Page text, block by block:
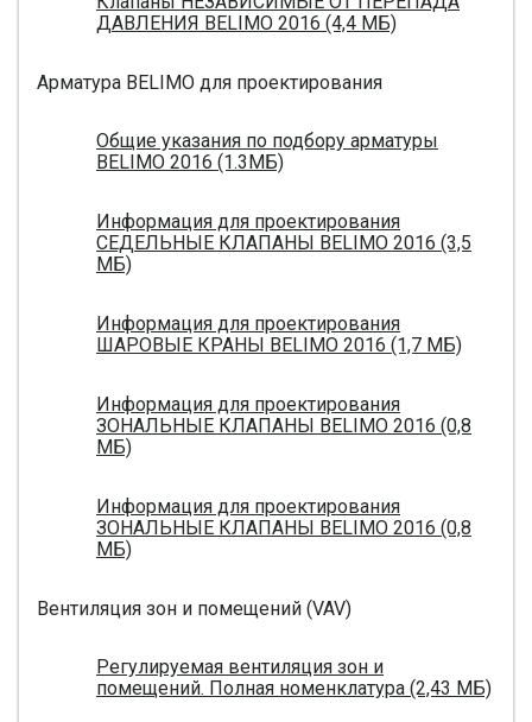
ДАВЛЕНИЯ BELIMO 2016 (4,4 МБ)
Арматура BELIMO для проектирования
Общие указания по подбору арматуры
BELIMO 2016 (1.3МБ)
Информация для проектирования
СЕДЕЛЬНЫЕ КЛАПАНЫ BELIMO 2016 (3,5
МБ)
Информация для проектирования
ШАРОВЫЕ КРАНЫ BELIMO 2016 (1,7 МБ)
Информация для проектирования
ЗОНАЛЬНЫЕ КЛАПАНЫ BELIMO 2016 (0,8
МБ)
Информация для проектирования
ЗОНАЛЬНЫЕ КЛАПАНЫ BELIMO 2016 (0,8
МБ)
Вентиляция зон и помещений (VAV)
Регулируемая вентиляция зон и
помещений. Полная номенклатура (2,43 МБ)